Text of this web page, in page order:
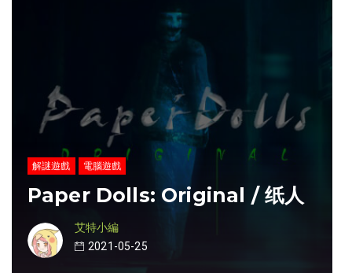
解謎遊戲 電腦遊戲
Paper Dolls: Original / 纸人
艾特小編
2021-05-25